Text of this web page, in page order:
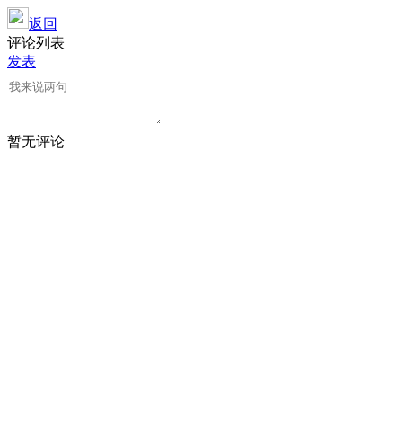
返回
评论列表
发表
暂无评论